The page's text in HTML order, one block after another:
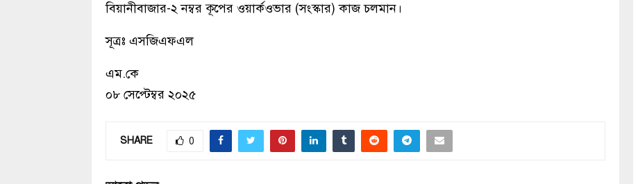
বিয়ানীবাজার-২ নম্বর কূপের ওয়ার্কওভার (সংস্কার) কাজ চলমান।
সূত্রঃ এসজিএফএল
এম.কে
০৮ সেপ্টেম্বর ২০২৫
SHARE 0